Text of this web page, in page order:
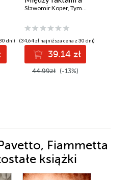
dni)
legendą
Sławomir Koper, Tymoteusz Pawłowski
(34,64 zł najniższa cena z 30 dni)
39.14 zł
44.99zł (-13%)
Fiammetta
książki